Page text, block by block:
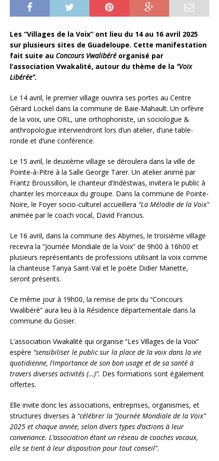
Les “Villages de la Voix” ont lieu du 14 au 16 avril 2025
sur plusieurs sites de Guadeloupe. Cette manifestation
fait suite au Concours Vwalibéréorganisé par
l’association Vwakalité, autour du thème de la “Voix
Libérée”.
Le 14 avril, le premier village ouvrira ses portes au Centre
Gérard Lockel dans la commune de Baie-Mahault. Un orfèvre
de la voix, une ORL, une orthophoniste, un sociologue &
anthropologue interviendront lors d’un atelier, d’une table-
ronde et d’une conférence.
Le 15 avril, le deuxième village se déroulera dans la ville de
Pointe-à-Pitre à la Salle George Tarer. Un atelier animé par
Frantz Broussillon, le chanteur d’Indèstwas, invitera le public à
chanter les morceaux du groupe. Dans la commune de Pointe-
Noire, le Foyer socio-culturel accueillera “La Mélodie de la Voix”
animée par le coach vocal, David Francius.
Le 16 avril, dans la commune des Abymes, le troisième village
recevra la “Journée Mondiale de la Voix” de 9h00 à 16h00 et
plusieurs représentants de professions utilisant la voix comme
la chanteuse Tanya Saint-Val et le poète Didier Manette,
seront présents.
Ce même jour à 19h00, la remise de prix du “Concours
Vwalibéré” aura lieu à la Résidence départementale dans la
commune du Gosier.
L’association Vwakalité qui organise “Les Villages de la Voix”
espère “sensibiliser le public sur la place de la voix dans la vie
quotidienne, l’importance de son bon usage et de sa santé à
travers diverses activités (…)”. Des formations sont également
offertes.
Elle invite donc les associations, entreprises, organismes, et
structures diverses à “célébrer la “Journée Mondiale de la Voix”
2025 et chaque année, selon divers types d’actions à leur
convenance. L’association étant un réseau de coaches vocaux,
elle se tient à leur disposition pour tout conseil”.